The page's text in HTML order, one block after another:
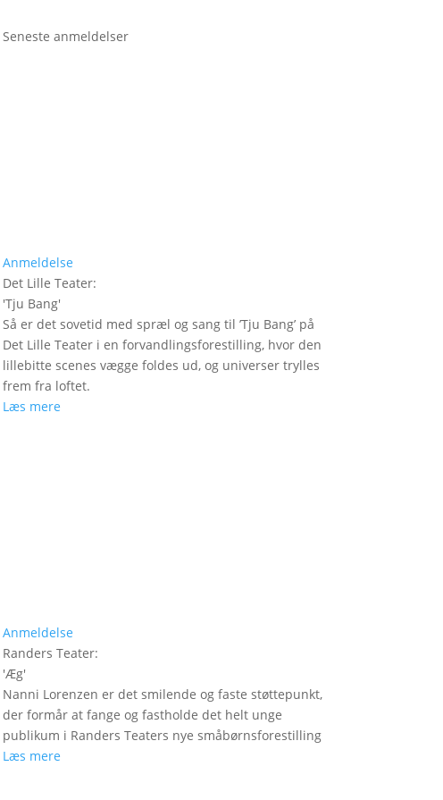
Seneste anmeldelser
Anmeldelse
Det Lille Teater:
'Tju Bang'
Så er det sovetid med spræl og sang til ’Tju Bang’ på
Det Lille Teater i en forvandlingsforestilling, hvor den
lillebitte scenes vægge foldes ud, og universer trylles
frem fra loftet.
Læs mere
Anmeldelse
Randers Teater:
'Æg'
Nanni Lorenzen er det smilende og faste støttepunkt,
der formår at fange og fastholde det helt unge
publikum i Randers Teaters nye småbørnsforestilling
Læs mere